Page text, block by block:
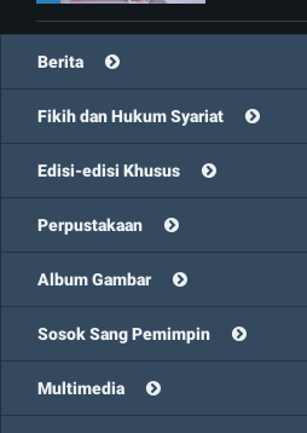
Berita
Fikih dan Hukum Syariat
Edisi-edisi Khusus
Perpustakaan
Album Gambar
Sosok Sang Pemimpin
Multimedia